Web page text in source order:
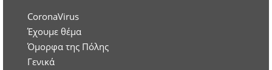
CoronaVirus
Έχουμε θέμα
Όμορφα της Πόλης
Γενικά